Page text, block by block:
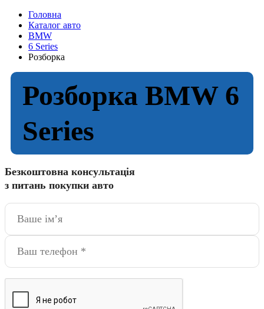
Головна
Каталог авто
BMW
6 Series
Розборка
Розборка BMW 6
Series
Безкоштовна консультація
з питань покупки авто